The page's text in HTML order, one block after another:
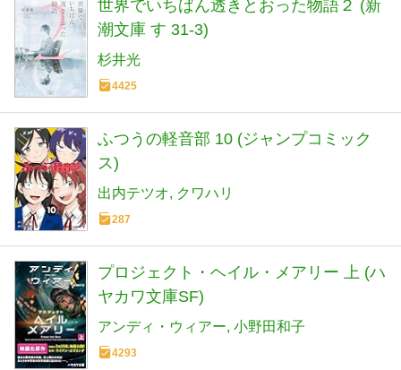
世界でいちばん透きとおった物語２ (新
潮文庫 す 31-3)
杉井光
4425
ふつうの軽音部 10 (ジャンプコミック
ス)
出内テツオ クワハリ
287
プロジェクト・ヘイル・メアリー 上 (ハ
ヤカワ文庫SF)
アンディ・ウィアー 小野田和子
4293